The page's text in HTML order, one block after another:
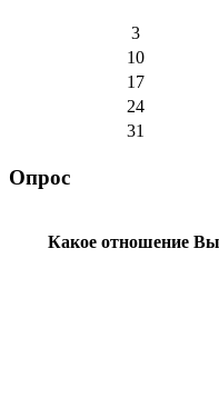
3
10
17
24
31
Опрос
Какое отношение Вы